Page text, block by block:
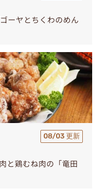
ーヤとちくわのめん
08/03 更新
と鶏むね肉の「竜田